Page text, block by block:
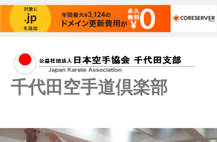
千代田空手道倶楽部